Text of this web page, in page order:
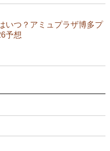
いつ？アミュプラザ博多プ
予想